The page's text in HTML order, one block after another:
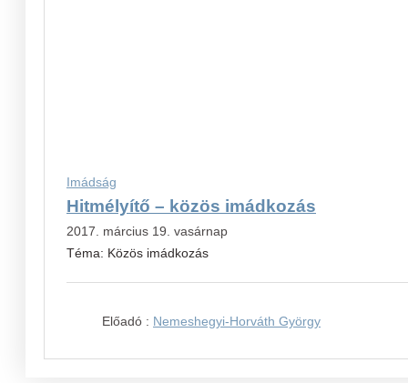
Imádság
Hitmélyítő – közös imádkozás
2017. március 19. vasárnap
Téma: Közös imádkozás
Előadó : Nemeshegyi-Horváth György